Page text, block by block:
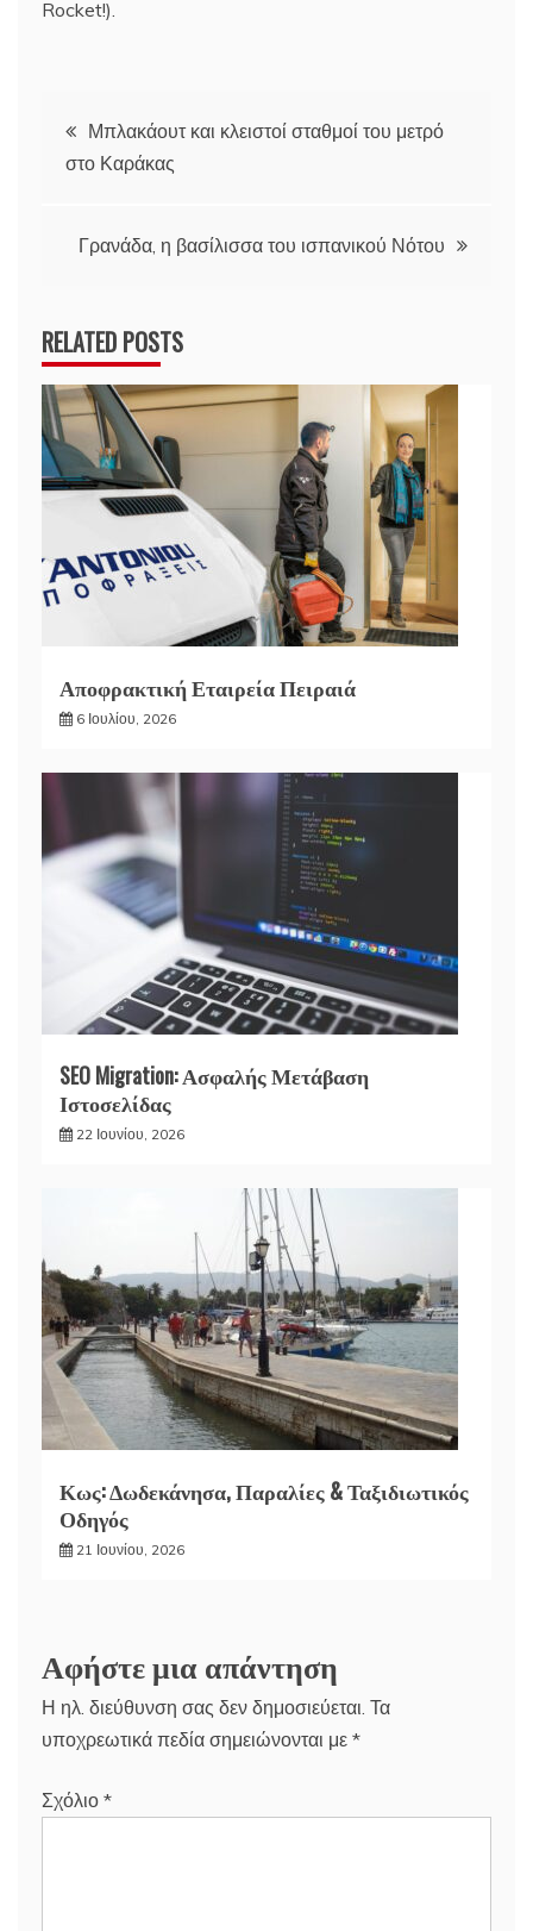
Rocket!).
Πλοήγηση
άρθρων
Μπλακάουτ και κλειστοί σταθμοί του μετρό
στο Καράκας
Γρανάδα, η βασίλισσα του ισπανικού Νότου
RELATED POSTS
Αποφρακτική Εταιρεία Πειραιά
6 Ιουλίου, 2026
SEO Migration: Ασφαλής Μετάβαση
Ιστοσελίδας
22 Ιουνίου, 2026
Κως: Δωδεκάνησα, Παραλίες & Ταξιδιωτικός
Οδηγός
21 Ιουνίου, 2026
Αφήστε μια απάντηση
Η ηλ. διεύθυνση σας δεν δημοσιεύεται. Τα
υποχρεωτικά πεδία σημειώνονται με *
Σχόλιο *